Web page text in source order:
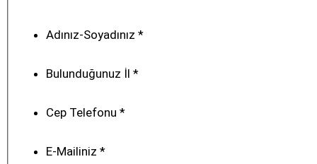
Adınız-Soyadınız *
Bulunduğunuz İl *
Cep Telefonu *
E-Mailiniz *